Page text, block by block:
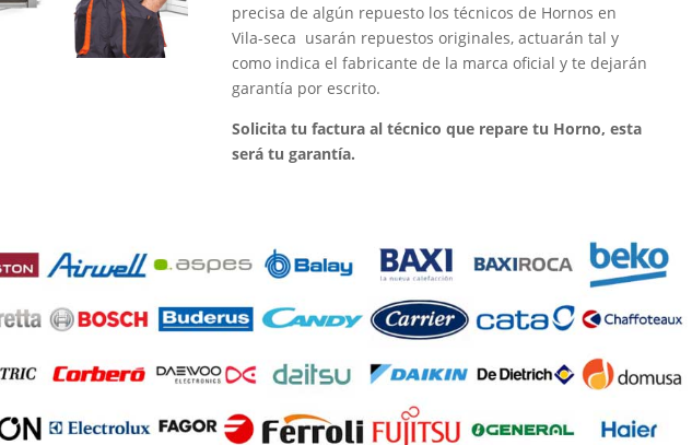
precisa de algún repuesto los técnicos de Hornos en
Vila-seca usarán repuestos originales, actuarán tal y
como indica el fabricante de la marca oficial y te dejarán
garantía por escrito.
Solicita tu factura al técnico que repare tu Horno, esta
será tu garantía.